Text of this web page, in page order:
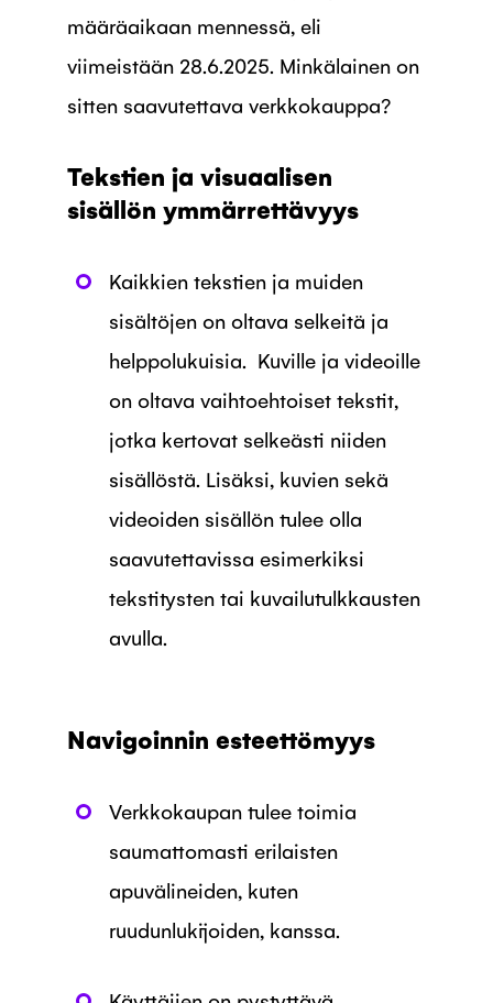
määräaikaan mennessä, eli
viimeistään 28.6.2025. Minkälainen on
sitten saavutettava verkkokauppa?
Tekstien ja visuaalisen
sisällön ymmärrettävyys
Kaikkien tekstien ja muiden
sisältöjen on oltava selkeitä ja
helppolukuisia. Kuville ja videoille
on oltava vaihtoehtoiset tekstit,
jotka kertovat selkeästi niiden
sisällöstä. Lisäksi, kuvien sekä
videoiden sisällön tulee olla
saavutettavissa esimerkiksi
tekstitysten tai kuvailutulkkausten
avulla.
Navigoinnin esteettömyys
Verkkokaupan tulee toimia
saumattomasti erilaisten
apuvälineiden, kuten
ruudunlukijoiden, kanssa.